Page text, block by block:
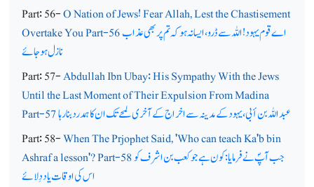
Part: 56-O Nation of Jews! Fear Allah, Lest the Chastisement
Overtake You Part-56اے قوم یہود! اللہ سے ڈرو، ایسا نہ ہو کہ تم پر بھی عذاب
نازل ہوجائے
Part: 57-Abdullah Ibn Ubay: His Sympathy With the Jews
Until the Last Moment of Their Expulsion From Madina
Part-57عبد اللہ بن أبی، یہود کے مدینہ سے اخراج کے آخری لمحے تک ان کا ہمدرد بنا رہا
Part: 58-When The Prjophet Said, 'Who can teach Ka'b bin
Ashraf a lesson'? Part-58جب آپؐ نے فرمایا: کون ہے جو کعب بن اشرف کو
اس کی اوقات یاد دِلائے